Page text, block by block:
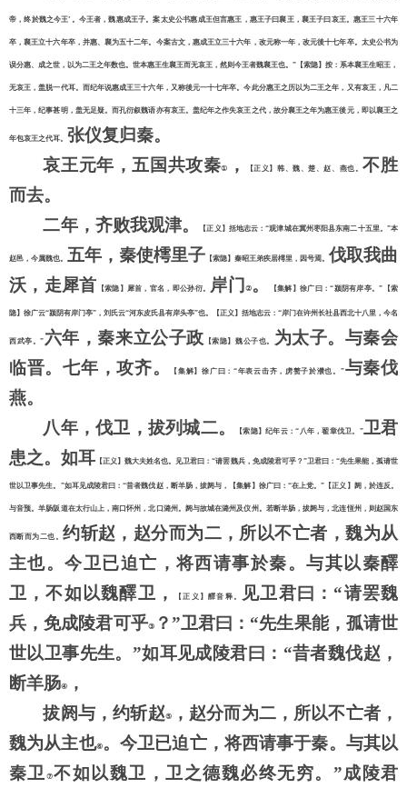
帝，终於魏之今王’。今王者，魏惠成王子。案太史公书惠成王但言惠王，惠王子曰襄王，襄王子曰哀王。惠王三十六年
卒，襄王立十六年卒，并惠、襄为五十二年。今案古文，惠成王立三十六年，改元称一年，改元後十七年卒。太史公书为
误分惠、成之世，以为二王之年数也。世本惠王生襄王而无哀王，然则今王者魏襄王也。”【索隐】按：系本襄王生昭王，
无哀王，盖脱一代耳。而纪年说惠成王三十六年，又称後元一十七年卒。今此分惠王之历以为二王之年，又有哀王，凡二
十三年，纪事甚明，盖无足疑。而孔衍叙魏语亦有哀王。盖纪年之作失哀王之代，故分襄王之年为惠王後元，即以襄王之
年包哀王之代耳。 张仪复归秦。
哀王元年，五国共攻秦① ， 【正义】韩、魏、楚、赵、燕也。不胜
而去。
二年，齐败我观津。
【正义】括地志云：“观津城在冀州枣阳县东南二十五里。”本
赵邑，今属魏也。 五年，秦使樗里子 【索隐】秦昭王弟疾居樗里，因号焉。 伐取我曲
沃，走犀首 【索隐】犀首，官名，即公孙衍。 岸门 ② 。 【集解】徐广曰：“颍阴有岸亭。”【索
隐】徐广云“颍阴有岸门亭”，刘氏云“河东皮氏县有岸头亭”也。【正义】括地志云：“岸门在许州长社县西北十八里，今名
西武亭。” 六年，秦来立公子政 【索隐】魏公子也。
为太子。与秦会
临晋。七年，攻齐。
【集解】徐广曰：“年表云击齐，虏赘子於濮也。”与秦伐
燕。
八年，伐卫，拔列城二。
【索隐】纪年云：“八年，翟章伐卫。”卫君
患之。如耳 【正义】魏大夫姓名也。见卫君曰：“请罢魏兵，免成陵君可乎？”卫君曰：“先生果能，孤请世
世以卫事先生。”如耳见成陵君曰：“昔者魏伐赵，断羊肠，拔阏与，【集解】徐广曰：“在上党。”【正义】阏，於连反。
与音预。羊肠阪道在太行山上，南口怀州，北口潞州。阏与故城在潞州及仪州。若断羊肠，拔阏与，北连恆州，则赵国东
西断而为二也。约斩赵，赵分而为二，所以不亡者，魏为从
主也。今卫已迫亡，将西请事於秦。与其以秦醳
卫，不如以魏醳卫，
【正义】醳音释。 见卫君曰： “请罢魏
兵，免成陵君可乎③？”卫君曰：“先生果能，孤请世
世以卫事先生。”如耳见成陵君曰：“昔者魏伐赵，
断羊肠④
，
拔阏与，约斩赵⑤，赵分而为二，所以不亡者，
魏为从主也⑥。今卫已迫亡，将西请事于秦。与其以
秦卫 ⑦不如以魏卫，卫之德魏必终无穷。 ”成陵君